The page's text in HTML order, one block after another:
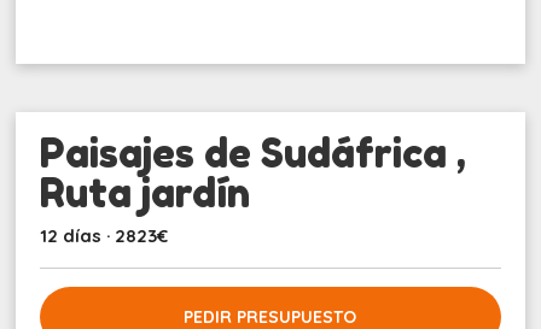
Paisajes de Sudáfrica ,
Ruta jardín
12 días · 2823€
PEDIR PRESUPUESTO